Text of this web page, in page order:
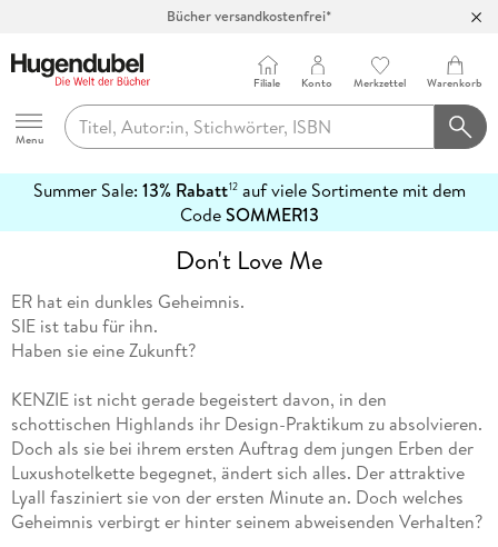
Bücher versandkostenfrei*
Abholung in über 100 Filialen
Hugendubel
Menu
Filiale Konto Merkzettel Warenkorb
Summer Sale: 13% Rabatt12auf viele Sortimente mit dem
CodeSOMMER13
erfahren
Don't Love Me
ER hat ein dunkles Geheimnis.
SIE ist tabu für ihn.
Haben sie eine Zukunft?
KENZIE ist nicht gerade begeistert davon, in den
schottischen Highlands ihr Design-Praktikum zu absolvieren.
Doch als sie bei ihrem ersten Auftrag dem jungen Erben der
Luxushotelkette begegnet, ändert sich alles. Der attraktive
Lyall fasziniert sie von der ersten Minute an. Doch welches
Geheimnis verbirgt er hinter seinem abweisenden Verhalten?